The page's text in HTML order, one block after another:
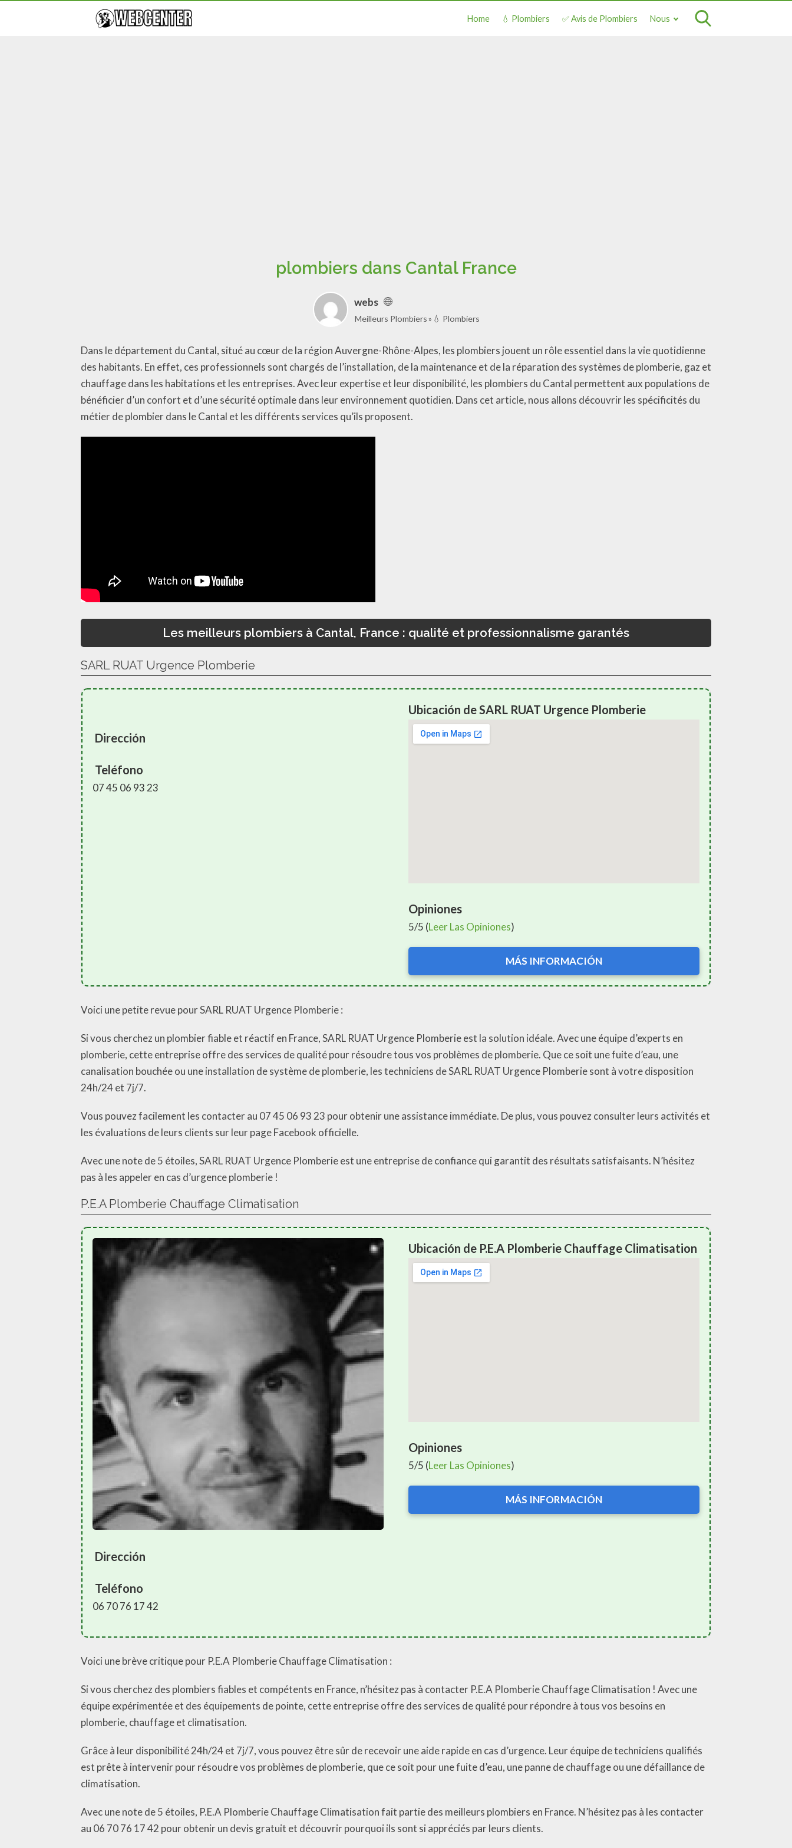
Home 💧 Plombiers ✅ Avis de Plombiers Nous
plombiers dans Cantal France
webs
Meilleurs Plombiers 💧 Plombiers
Dans le département du Cantal, situé au cœur de la région Auvergne-Rhône-Alpes, les plombiers jouent un rôle essentiel dans la vie quotidienne
des habitants. En effet, ces professionnels sont chargés de l’installation, de la maintenance et de la réparation des systèmes de plomberie, gaz et
chauffage dans les habitations et les entreprises. Avec leur expertise et leur disponibilité, les plombiers du Cantal permettent aux populations de
bénéficier d’un confort et d’une sécurité optimale dans leur environnement quotidien. Dans cet article, nous allons découvrir les spécificités du
métier de plombier dans le Cantal et les différents services qu’ils proposent.
Les meilleurs plombiers à Cantal, France : qualité et professionnalisme garantés
SARL RUAT Urgence Plomberie
Dirección
Teléfono
07 45 06 93 23
Ubicación de SARL RUAT Urgence Plomberie
Opiniones
5/5 (Leer Las Opiniones)
MÁS INFORMACIÓN
Voici une petite revue pour SARL RUAT Urgence Plomberie :
Si vous cherchez un plombier fiable et réactif en France, SARL RUAT Urgence Plomberie est la solution idéale. Avec une équipe d’experts en
plomberie, cette entreprise offre des services de qualité pour résoudre tous vos problèmes de plomberie. Que ce soit une fuite d’eau, une
canalisation bouchée ou une installation de système de plomberie, les techniciens de SARL RUAT Urgence Plomberie sont à votre disposition
24h/24 et 7j/7.
Vous pouvez facilement les contacter au 07 45 06 93 23 pour obtenir une assistance immédiate. De plus, vous pouvez consulter leurs activités et
les évaluations de leurs clients sur leur page Facebook officielle.
Avec une note de 5 étoiles, SARL RUAT Urgence Plomberie est une entreprise de confiance qui garantit des résultats satisfaisants. N’hésitez
pas à les appeler en cas d’urgence plomberie !
P.E.A Plomberie Chauffage Climatisation
Dirección
Teléfono
06 70 76 17 42
Ubicación de P.E.A Plomberie Chauffage Climatisation
Opiniones
5/5 (Leer Las Opiniones)
MÁS INFORMACIÓN
Voici une brève critique pour P.E.A Plomberie Chauffage Climatisation :
Si vous cherchez des plombiers fiables et compétents en France, n’hésitez pas à contacter P.E.A Plomberie Chauffage Climatisation ! Avec une
équipe expérimentée et des équipements de pointe, cette entreprise offre des services de qualité pour répondre à tous vos besoins en
plomberie, chauffage et climatisation.
Grâce à leur disponibilité 24h/24 et 7j/7, vous pouvez être sûr de recevoir une aide rapide en cas d’urgence. Leur équipe de techniciens qualifiés
est prête à intervenir pour résoudre vos problèmes de plomberie, que ce soit pour une fuite d’eau, une panne de chauffage ou une défaillance de
climatisation.
Avec une note de 5 étoiles, P.E.A Plomberie Chauffage Climatisation fait partie des meilleurs plombiers en France. N’hésitez pas à les contacter
au 06 70 76 17 42 pour obtenir un devis gratuit et découvrir pourquoi ils sont si appréciés par leurs clients.